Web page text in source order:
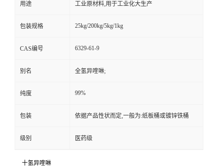
用途 工业原材料,用于工业化大生产
包装规格 25kg/200kg/5kg/1kg
CAS编号 6329-61-9
别名 全氢异喹啉;
纯度 99%
包装 依据产品性状而定,一般为:纸板桶或镀锌铁桶
级别 医药级
十氢异喹啉